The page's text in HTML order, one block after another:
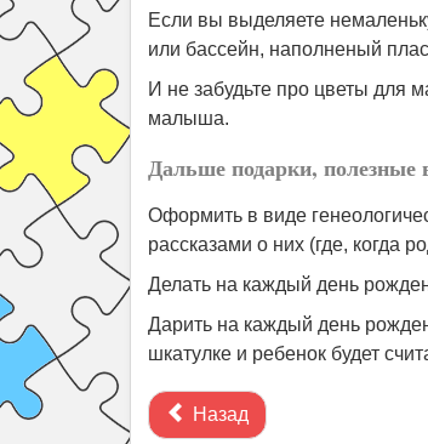
Если вы выделяете
или бассейн, наполненый
И не забудьте про цветы для
малыша.
Дальше подарки, полезные
Оформить в виде
рассказами о них (где, когда
Делать на каждый день
Дарить на каждый день
шкатулке и ребенок будет
Назад